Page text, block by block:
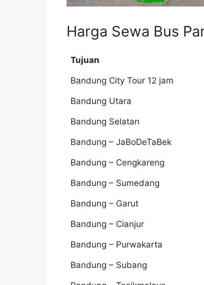
Harga Sewa Bus
Tujuan
Bandung City Tour 12 jam
Bandung Utara
Bandung Selatan
Bandung – JaBoDeTaBek
Bandung – Cengkareng
Bandung – Sumedang
Bandung – Garut
Bandung – Cianjur
Bandung – Purwakarta
Bandung – Subang